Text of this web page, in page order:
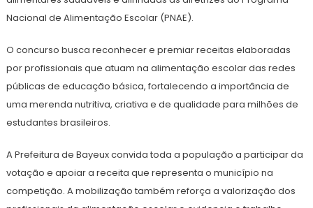
Nacional de Alimentação Escolar (PNAE).
O concurso busca reconhecer e premiar receitas elaboradas
por profissionais que atuam na alimentação escolar das redes
públicas de educação básica, fortalecendo a importância de
uma merenda nutritiva, criativa e de qualidade para milhões de
estudantes brasileiros.
A Prefeitura de Bayeux convida toda a população a participar da
votação e apoiar a receita que representa o município na
competição. A mobilização também reforça a valorização dos